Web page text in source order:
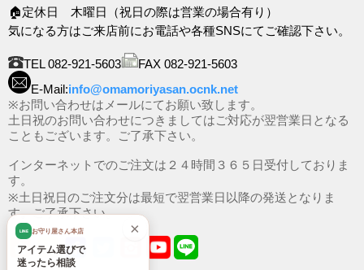
🏠定休日 木曜日（祝日の際は営業の場合有り）
気になる方はご来店前にお電話や各種SNSにてご確認下さい。
TEL 082-921-5603
FAX 082-921-5603
E-Mail:info@omamoriyasan.ocnk.net
※お問い合わせはメールにてお願い致します。
土日祝のお問い合わせにつきましてはご対応が翌営業日となる
こともございます。ご了承下さい。
インターネットでのご注文は２４時間３６５日受付しておりま
す。
※土日祝日のご注文分は最短で翌営業日以降の発送となりま
す。ご了承下さい。
×
LINE お守り屋さん本店
アイテム選びで
迷ったら相談